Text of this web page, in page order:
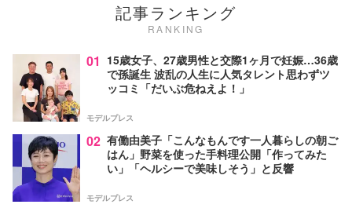
記事ランキング
RANKING
01 15歳女子、27歳男性と交際1ヶ月で妊娠…36歳
で孫誕生 波乱の人生に人気タレント思わずツ
ッコミ「だいぶ危ねえよ！」
モデルプレス
02 有働由美子「こんなもんです一人暮らしの朝ご
はん」野菜を使った手料理公開「作ってみた
い」「ヘルシーで美味しそう」と反響
モデルプレス